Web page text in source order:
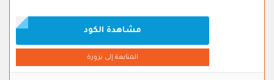
مشاهدة الكود
المتابعة إلى بزورة